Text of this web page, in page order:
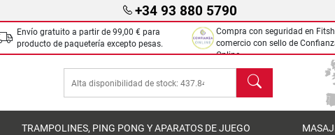
+34 93 880 5790
Envío gratuito a partir de 99,00 € para
producto de paquetería excepto pesas.
Compra con seguridad en
comercio con sello de
Online.
Buscar
TRAMPOLINES, PING PONG Y APARATOS DE JUEGO